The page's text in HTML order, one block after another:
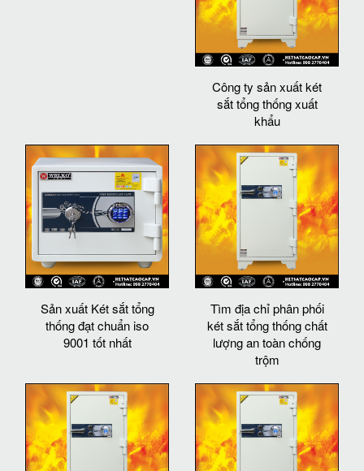
Công ty sản xuất két
sắt tổng thống xuất
khẩu
Sản xuất Két sắt tổng
thống đạt chuẩn iso
9001 tốt nhất
Tìm địa chỉ phân phối
két sắt tổng thống chất
lượng an toàn chống
trộm